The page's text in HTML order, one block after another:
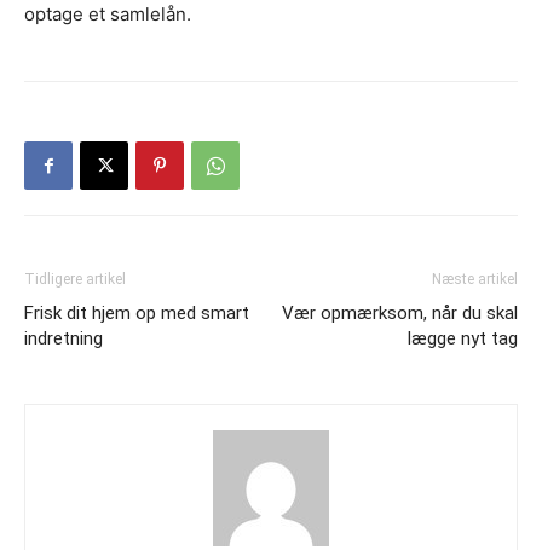
optage et samlelån.
Tidligere artikel
Frisk dit hjem op med smart
indretning
Næste artikel
Vær opmærksom, når du skal
lægge nyt tag